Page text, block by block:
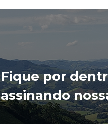
Fique por
assinando